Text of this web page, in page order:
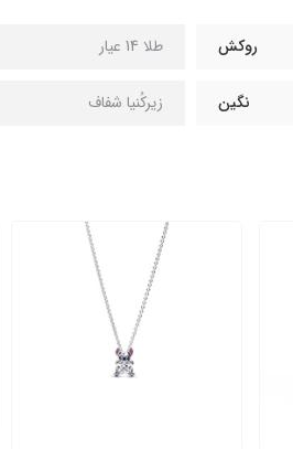
روکش طلا 14 عیار
نگین زیرکُنیا شفاف